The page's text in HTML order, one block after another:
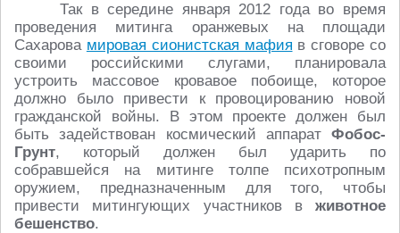
Так в середине января 2012 года во время
проведения митинга оранжевых на площади
Сахарова мировая сионистская мафия в сговоре со
своими российскими слугами, планировала
устроить массовое кровавое побоище, которое
должно было привести к провоцированию новой
гражданской войны. В этом проекте должен был
быть задействован космический аппарат Фобос-
Грунт, который должен был ударить по
собравшейся на митинге толпе психотропным
оружием, предназначенным для того, чтобы
привести митингующих участников в животное
бешенство.